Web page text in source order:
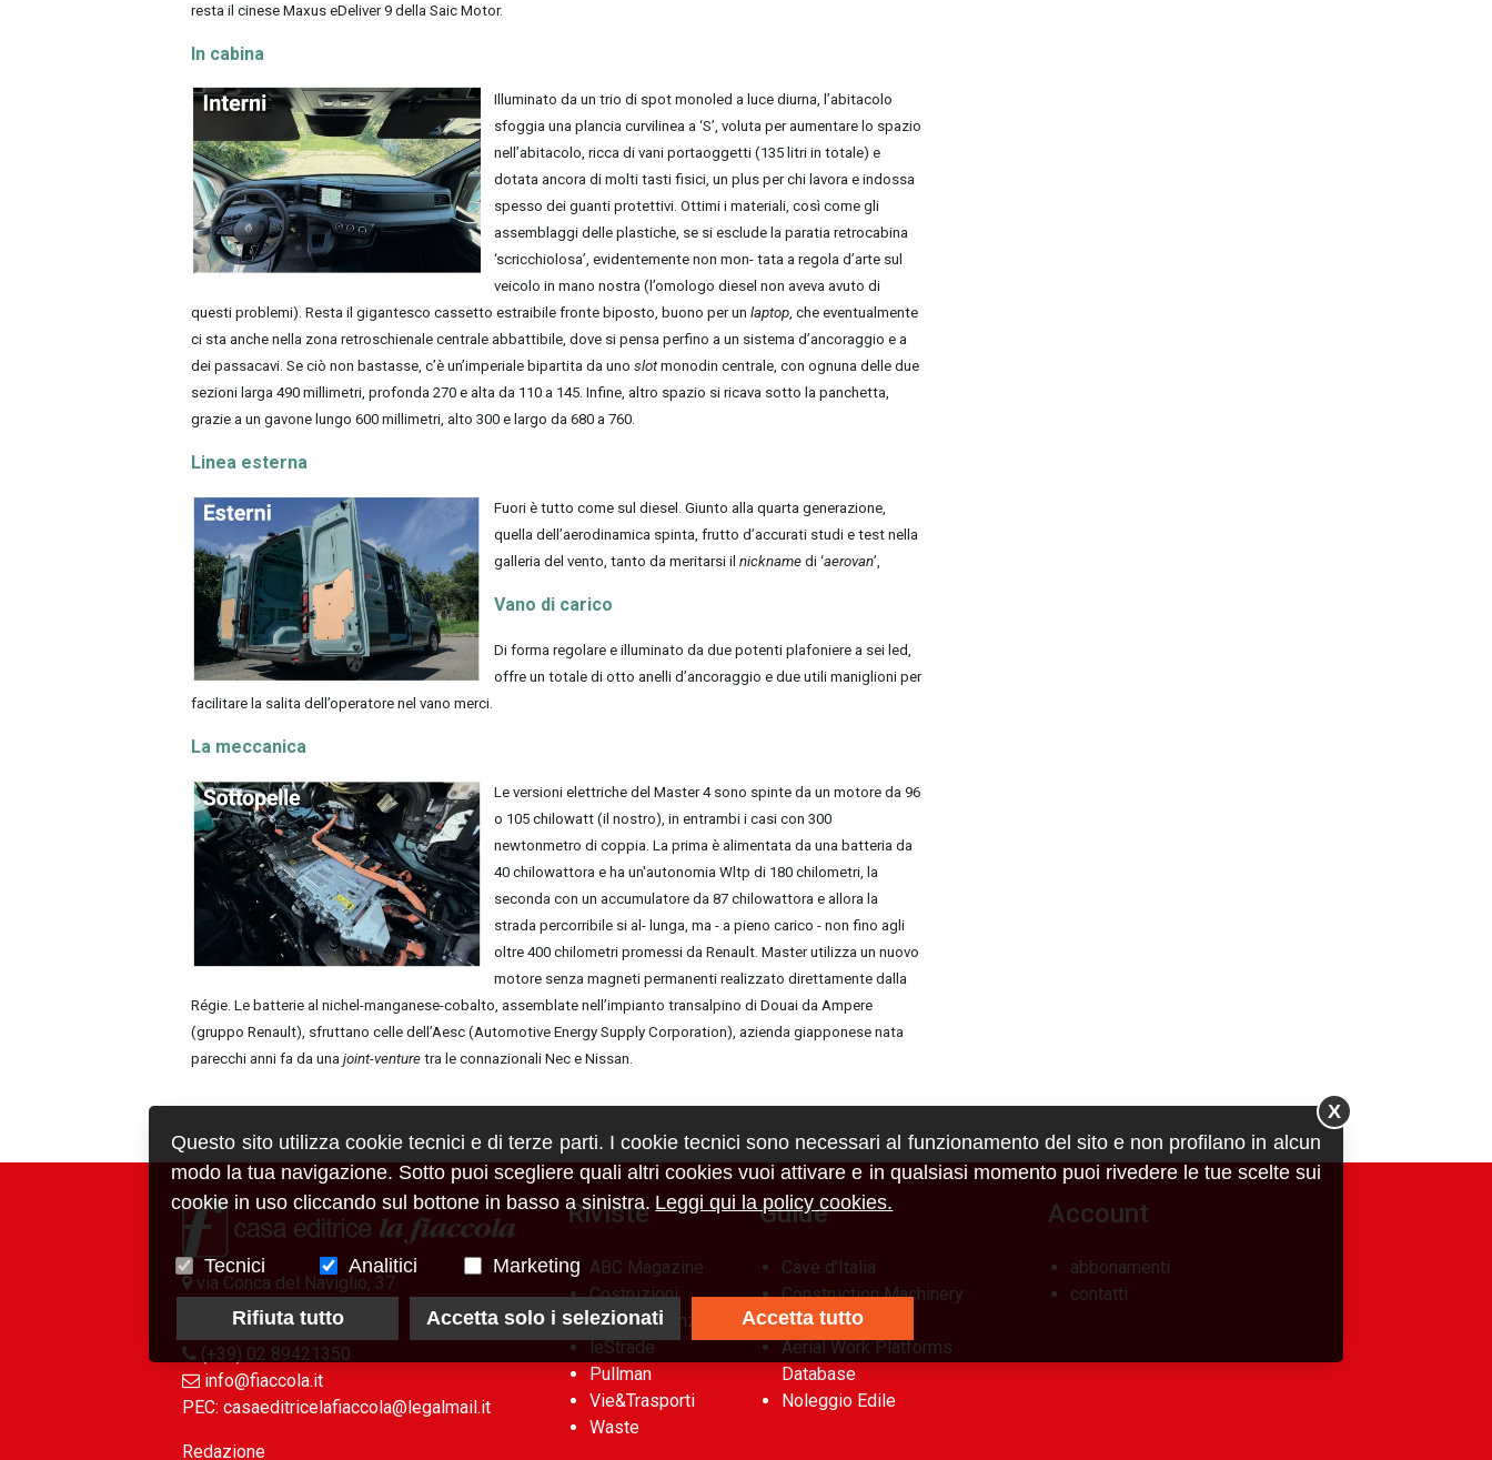
resta il cinese Maxus eDeliver 9 della Saic Motor.
In cabina
Illuminato da un trio di spot monoled a luce diurna, l’abitacolo
sfoggia una plancia curvilinea a ‘S’, voluta per aumentare lo spazio
nell’abitacolo, ricca di vani portaoggetti (135 litri in totale) e
dotata ancora di molti tasti fisici, un plus per chi lavora e indossa
spesso dei guanti protettivi. Ottimi i materiali, così come gli
assemblaggi delle plastiche, se si esclude la paratia retrocabina
‘scricchiolosa’, evidentemente non mon- tata a regola d’arte sul
veicolo in mano nostra (l’omologo diesel non aveva avuto di
questi problemi). Resta il gigantesco cassetto estraibile fronte biposto, buono per un laptop , che eventualmente
ci sta anche nella zona retroschienale centrale abbattibile, dove si pensa perfino a un sistema d’ancoraggio e a
dei passacavi. Se ciò non bastasse, c’è un’imperiale bipartita da uno slotmonodin centrale, con ognuna delle due
sezioni larga 490 millimetri, profonda 270 e alta da 110 a 145. Infine, altro spazio si ricava sotto la panchetta,
grazie a un gavone lungo 600 millimetri, alto 300 e largo da 680 a 760.
Linea esterna
Fuori è tutto come sul diesel. Giunto alla quarta generazione,
quella dell’aerodinamica spinta, frutto d’accurati studi e test nella
galleria del vento, tanto da meritarsi ilnicknamedi ‘aerovan’,
Vano di carico
Di forma regolare e illuminato da due potenti plafoniere a sei led,
offre un totale di otto anelli d’ancoraggio e due utili maniglioni per
facilitare la salita dell’operatore nel vano merci.
La meccanica
Le versioni elettriche del Master 4 sono spinte da un motore da 96
o 105 chilowatt (il nostro), in entrambi i casi con 300
newtonmetro di coppia. La prima è alimentata da una batteria da
40 chilowattora e ha un'autonomia Wltp di 180 chilometri, la
seconda con un accumulatore da 87 chilowattora e allora la
strada percorribile si al- lunga, ma - a pieno carico - non fino agli
oltre 400 chilometri promessi da Renault. Master utilizza un nuovo
motore senza magneti permanenti realizzato direttamente dalla
Régie. Le batterie al nichel-manganese-cobalto, assemblate nell’impianto transalpino di Douai da Ampere
(gruppo Renault), sfruttano celle dell’Aesc (Automotive Energy Supply Corporation), azienda giapponese nata
parecchi anni fa da una joint-venture tra le connazionali Nec e Nissan.
via Conca del Naviglio, 37
20123, Milano (Italy)
(+39) 02 89421350
info@fiaccola.it
PEC: casaeditricelafiaccola@legalmail.it
Redazione
Riviste
ABC Magazine
Costruzioni
Flotte&Finanza
leStrade
Pullman
Vie&Trasporti
Waste
Guide
Cave d’Italia
Construction Machinery
Database
Aerial Work Platforms
Database
Noleggio Edile
Account
abbonamenti
contatti
Questo sito utilizza cookie tecnici e di terze parti. I cookie tecnici sono necessari al funzionamento del sito e non profilano in alcun
modo la tua navigazione. Sotto puoi scegliere quali altri cookies vuoi attivare e in qualsiasi momento puoi rivedere le tue scelte sui
cookie in uso cliccando sul bottone in basso a sinistra. Leggi qui la policy cookies.
Tecnici Analitici Marketing
Rifiuta tutto Accetta solo i selezionati Accetta tutto
X